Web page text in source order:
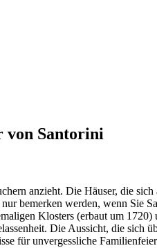
von Santorini
anzieht. Die Häuser, die
bemerken werden, wenn Sie
Klosters (erbaut um
Die Aussicht, die sich
für unvergessliche